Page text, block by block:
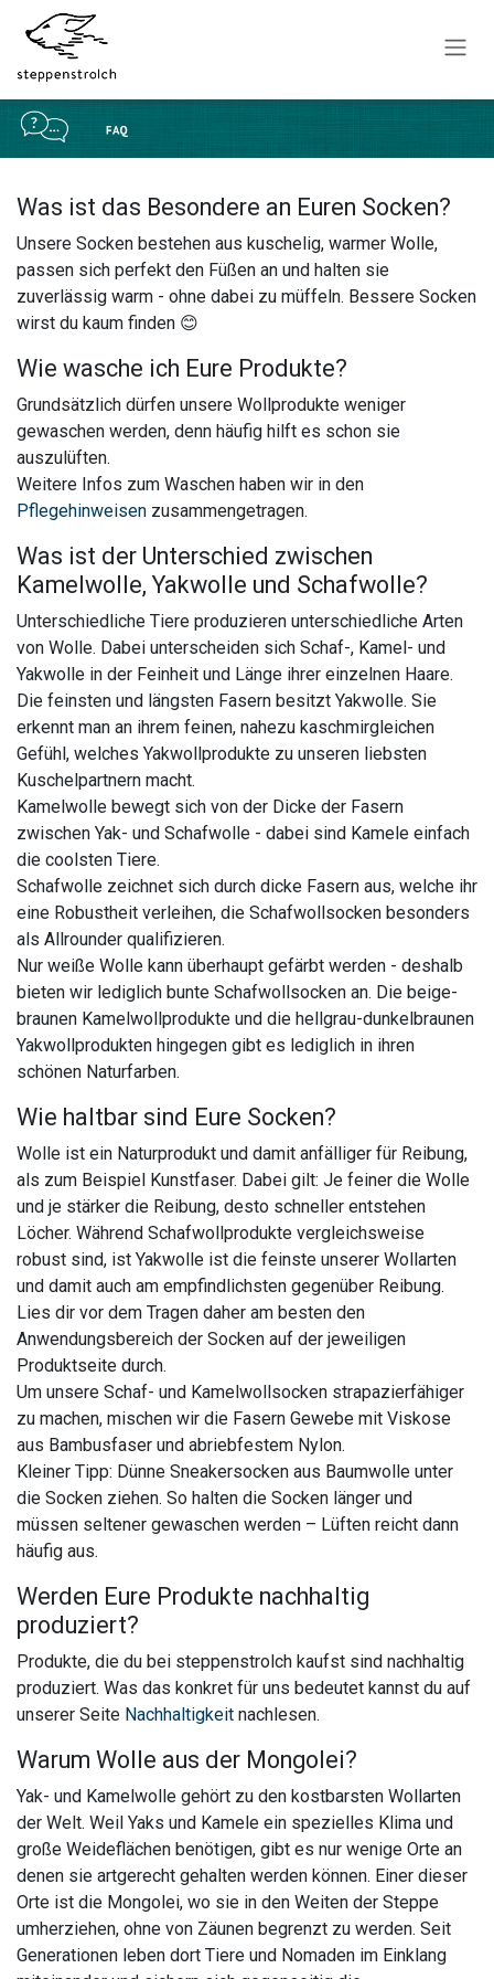
Zum Inhalt springen
Was ist das Besondere an Euren Socken?
Unsere Socken bestehen aus kuschelig, warmer Wolle,
passen sich perfekt den Füßen an und halten sie
zuverlässig warm - ohne dabei zu müffeln. Bessere Socken
wirst du kaum finden 😊
Wie wasche ich Eure Produkte?
Grundsätzlich dürfen unsere Wollprodukte weniger
gewaschen werden, denn häufig hilft es schon sie
auszulüften.
Weitere Infos zum Waschen haben wir in den
Pflegehinweisen zusammengetragen.
Was ist der Unterschied zwischen
Kamelwolle, Yakwolle und Schafwolle?
Unterschiedliche Tiere produzieren unterschiedliche Arten
von Wolle. Dabei unterscheiden sich Schaf-, Kamel- und
Yakwolle in der Feinheit und Länge ihrer einzelnen Haare.
Die feinsten und längsten Fasern besitzt Yakwolle. Sie
erkennt man an ihrem feinen, nahezu kaschmirgleichen
Gefühl, welches Yakwollprodukte zu unseren liebsten
Kuschelpartnern macht.
Kamelwolle bewegt sich von der Dicke der Fasern
zwischen Yak- und Schafwolle - dabei sind Kamele einfach
die coolsten Tiere.
Schafwolle zeichnet sich durch dicke Fasern aus, welche ihr
eine Robustheit verleihen, die Schafwollsocken besonders
als Allrounder qualifizieren.
Nur weiße Wolle kann überhaupt gefärbt werden - deshalb
bieten wir lediglich bunte Schafwollsocken an. Die beige-
braunen Kamelwollprodukte und die hellgrau-dunkelbraunen
Yakwollprodukten hingegen gibt es lediglich in ihren
schönen Naturfarben.
Wie haltbar sind Eure Socken?
Wolle ist ein Naturprodukt und damit anfälliger für Reibung,
als zum Beispiel Kunstfaser. Dabei gilt: Je feiner die Wolle
und je stärker die Reibung, desto schneller entstehen
Löcher. Während Schafwollprodukte vergleichsweise
robust sind, ist Yakwolle ist die feinste unserer Wollarten
und damit auch am empfindlichsten gegenüber Reibung.
Lies dir vor dem Tragen daher am besten den
Anwendungsbereich der Socken auf der jeweiligen
Produktseite durch.
Um unsere Schaf- und Kamelwollsocken strapazierfähiger
zu machen, mischen wir die Fasern Gewebe mit Viskose
aus Bambusfaser und abriebfestem Nylon.
Kleiner Tipp: Dünne Sneakersocken aus Baumwolle unter
die Socken ziehen. So halten die Socken länger und
müssen seltener gewaschen werden – Lüften reicht dann
häufig aus.
Werden Eure Produkte nachhaltig
produziert?
Produkte, die du bei steppenstrolch kaufst sind nachhaltig
produziert. Was das konkret für uns bedeutet kannst du auf
unserer Seite Nachhaltigkeit nachlesen.
Warum Wolle aus der Mongolei?
Yak- und Kamelwolle gehört zu den kostbarsten Wollarten
der Welt. Weil Yaks und Kamele ein spezielles Klima und
große Weideflächen benötigen, gibt es nur wenige Orte an
denen sie artgerecht gehalten werden können. Einer dieser
Orte ist die Mongolei, wo sie in den Weiten der Steppe
umherziehen, ohne von Zäunen begrenzt zu werden. Seit
Generationen leben dort Tiere und Nomaden im Einklang